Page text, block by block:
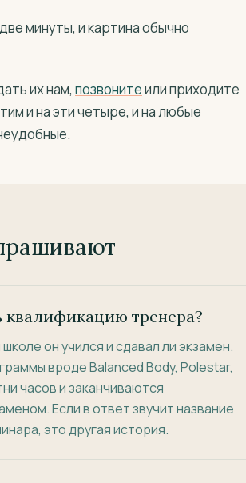
минуты, и картина обычно
их нам, позвонитеили приходите
и на эти четыре, и на любые
квалификацию тренера?
он учился и сдавал ли экзамен.
вроде Balanced Body, Polestar,
часов и заканчиваются
Если в ответ звучит название
это другая история.